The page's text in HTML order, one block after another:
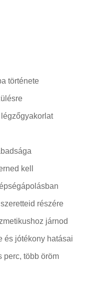
története
kell
részére
járnod
és jótékony hatásai
perc, több öröm